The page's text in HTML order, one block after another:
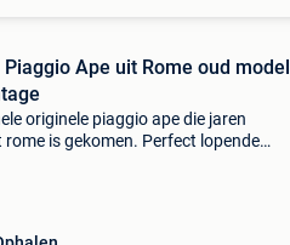
Ape uit Rome oud model
originele piaggio ape die jaren
rome is gekomen. Perfect lopende